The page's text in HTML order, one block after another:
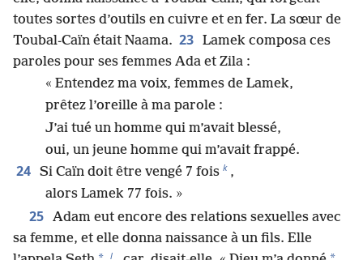
toutes sortes d’outils en cuivre et en fer. La sœur de
Toubal-Caïn était Naama. 23 Lamek composa ces
paroles pour ses femmes Ada et Zila :
« Entendez ma voix, femmes de Lamek,
prêtez l’oreille à ma parole :
J’ai tué un homme qui m’avait blessé,
oui, un jeune homme qui m’avait frappé.
24 Si Caïn doit être vengé 7 fois k ,
alors Lamek 77 fois. »
25 Adam eut encore des relations sexuelles avec
sa femme, et elle donna naissance à un fils. Elle
l